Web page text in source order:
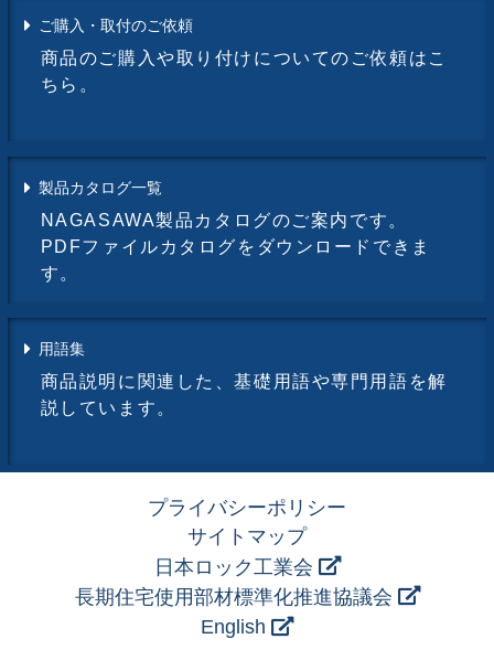
ご購入・取付のご依頼
商品のご購入や取り付けについてのご依頼はこ
ちら。
製品カタログ一覧
NAGASAWA製品カタログのご案内です。
PDFファイルカタログをダウンロードできま
す。
用語集
商品説明に関連した、基礎用語や専門用語を解
説しています。
プライバシーポリシー
サイトマップ
日本ロック工業会
長期住宅使用部材標準化推進協議会
English